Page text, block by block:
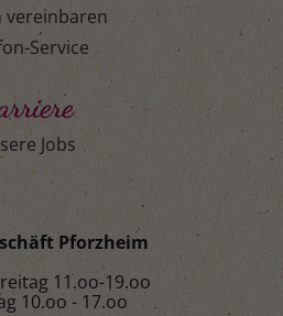
vereinbaren
Service
Jobs
Pforzheim
11.oo-19.oo
10.oo - 17.oo